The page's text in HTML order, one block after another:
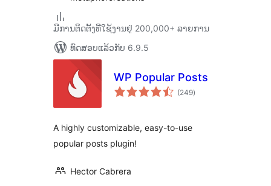
ມີການຕິດຕັ້ງທີ່ໃຊ້ງານຢູ່ 200,000+ ລາຍການ
ທົດສອບແລ້ວກັບ 6.9.5
WP Popular Posts
(249ຄະແນນ
ທັງໝົດ
)
A highly customizable, easy-to-use
popular posts plugin!
Hector Cabrera